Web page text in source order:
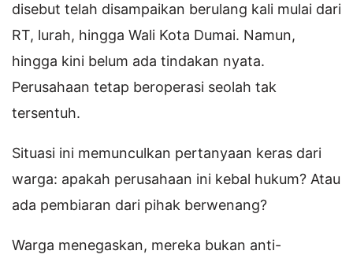
disebut telah disampaikan berulang kali mulai dari
RT, lurah, hingga Wali Kota Dumai. Namun,
hingga kini belum ada tindakan nyata.
Perusahaan tetap beroperasi seolah tak
tersentuh.
Situasi ini memunculkan pertanyaan keras dari
warga: apakah perusahaan ini kebal hukum? Atau
ada pembiaran dari pihak berwenang?
Warga menegaskan, mereka bukan anti-